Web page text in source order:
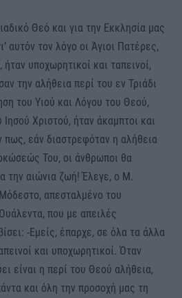
Θεό και για την Εκκλησία μας
αυτόν τον λόγο οι Άγιοι Πατέρες,
υποχωρητικοί και ταπεινοί,
την αλήθεια περί του εν Τριάδι
του Υιού και Λόγου του Θεού,
Χριστού, ήταν άκαμπτοι και
πως, εάν διαστρεφόταν η αλήθεια
Του, οι άνθρωποι θα
την αιώνια ζωή! Έλεγε, ο Μ.
απεσταλμένο του
που με απειλές
-Εμείς, έπαρχε, σε όλα τα άλλα
και υποχωρητικοί. Όταν
είναι η περί του Θεού αλήθεια,
και όλη την προσοχή μας τη